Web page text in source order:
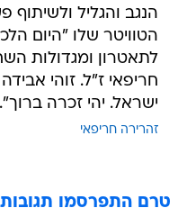
הנגב והגליל ולשיתוף
הטוויטר שלו "היום
לתאטרון ומגדולות
חריפאי ז"ל. זוהי
ישראל. יהי זכרה ברוך".
זהרירה חריפאי
טרם התפרסמו תגובות